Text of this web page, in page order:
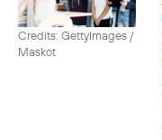
Credits: GettyImages /
Maskot